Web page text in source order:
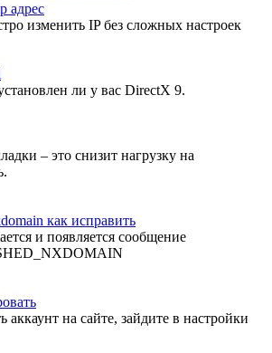
адрес
изменить IP без сложных настроек
ли у вас DirectX 9.
– это снизит нагрузку на
как исправить
и появляется сообщение
аккаунт на сайте, зайдите в настройки